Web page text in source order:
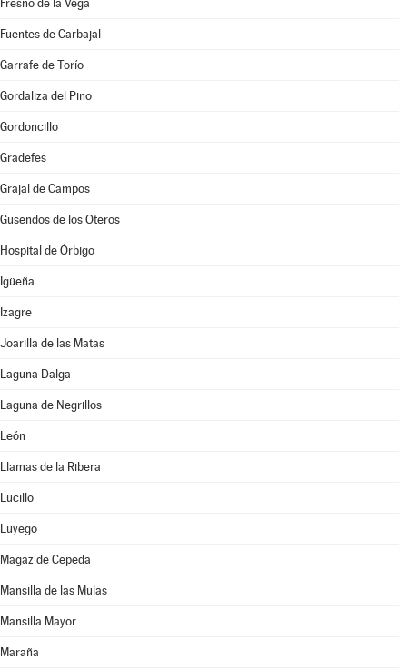
Fresno de la Vega
Fuentes de Carbajal
Garrafe de Torío
Gordaliza del Pino
Gordoncillo
Gradefes
Grajal de Campos
Gusendos de los Oteros
Hospital de Órbigo
Igüeña
Izagre
Joarilla de las Matas
Laguna Dalga
Laguna de Negrillos
León
Llamas de la Ribera
Lucillo
Luyego
Magaz de Cepeda
Mansilla de las Mulas
Mansilla Mayor
Maraña